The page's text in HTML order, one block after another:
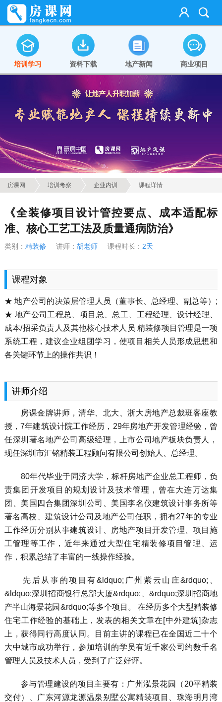
培训学习 资料下载 地产新闻 商业项目
房课网 培训考察 企业内训 课程详情
《全装修项目设计管控要点、成本适配标
准、核心工艺工法及质量通病防治》
类别： 精装修讲师： 胡老师课程时长： 2天
课程对象
★ 地产公司的决策层管理人员（董事长、总经理、副总等）;
★ 地产公司工程总、项目总、总工、工程经理、设计经理、
成本/招采负责人及其他核心技术人员 精装修项目管理是一项
系统工程，建议企业组团学习，使项目相关人员形成思想和
各关键环节上的操作共识！
讲师介绍
房课金牌讲师，清华、北大、浙大房地产总裁班客座教
授，7年建筑设计院工作经历，29年房地产开发管理经验，曾
任深圳著名地产公司高级经理，上市公司地产板块负责人，
现任深圳市汇铭精装工程顾问有限公司创始人、总经理。
80年代毕业于同济大学，标杆房地产企业总工程师，负
责集团开发项目的规划设计及技术管理，曾在大连万达集
团、美国四合集团深圳公司、美国李名仪建筑设计事务所等
著名高校、建筑设计公司及地产公司任职，拥有27年的专业
工作经历分别从事建筑设计、房地产项目开发管理、项目施
工管理等工作，近年来通过大型住宅精装修项目管理、运
作，积累总结了丰富的一线操作经验。
先后从事的项目有&ldquo;广州紫云山庄&rdquo;、
&ldquo;深圳招商银行总部大厦&rdquo;、&rdquo;深圳招商地
产半山海景花园&rdquo;等多个项目。 在经历多个大型精装修
住宅工作经验的基础上，发表的相关文章在[中外建筑]杂志
上，获得同行高度认同。目前主讲的课程已在全国近二十个
大中城市成功举行，参加培训的学员有近千家公司约数千名
管理人员及技术人员，受到了广泛好评。
参与管理建设的项目主要有：广州泓景花园（20平精装
交付）、广东河源龙源温泉别墅公寓精装项目、珠海明月湾